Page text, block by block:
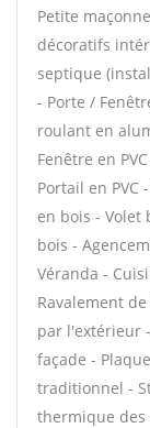
Petite
décoratifs
septique
- Porte /
roulant en
Fenêtre en
Portail en
en bois - Volet
bois -
Véranda -
Ravalement
par l'extérieur
façade -
traditionnel -
thermique des